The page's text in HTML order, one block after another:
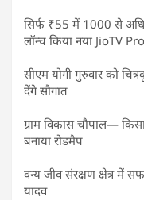
सिर्फ ₹55 में 1000 से
लॉन्च किया नया JioTV
सीएम योगी गुरुवार को
देंगे सौगात
ग्राम विकास चौपाल—
बनाया रोडमैप
वन्य जीव संरक्षण क्षेत्र में
यादव